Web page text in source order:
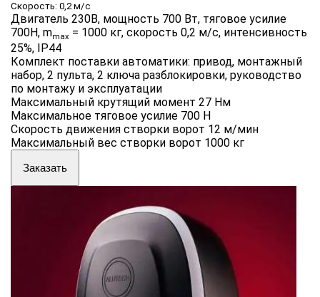
Скорость: 0,2 м/с
Двигатель 230В, мощность 700 Вт, тяговое усилие
700Н, mmax = 1000 кг, скорость 0,2 м/с, интенсивность
25%, IP44
Комплект поставки автоматики: привод, монтажный
набор, 2 пульта, 2 ключа разблокировки, руководство
по монтажу и эксплуатации
Максимальный крутящий момент 27 Нм
Максимальное тяговое усилие 700 Н
Скорость движения створки ворот 12 м/мин
Максимальный вес створки ворот 1000 кг
Заказать